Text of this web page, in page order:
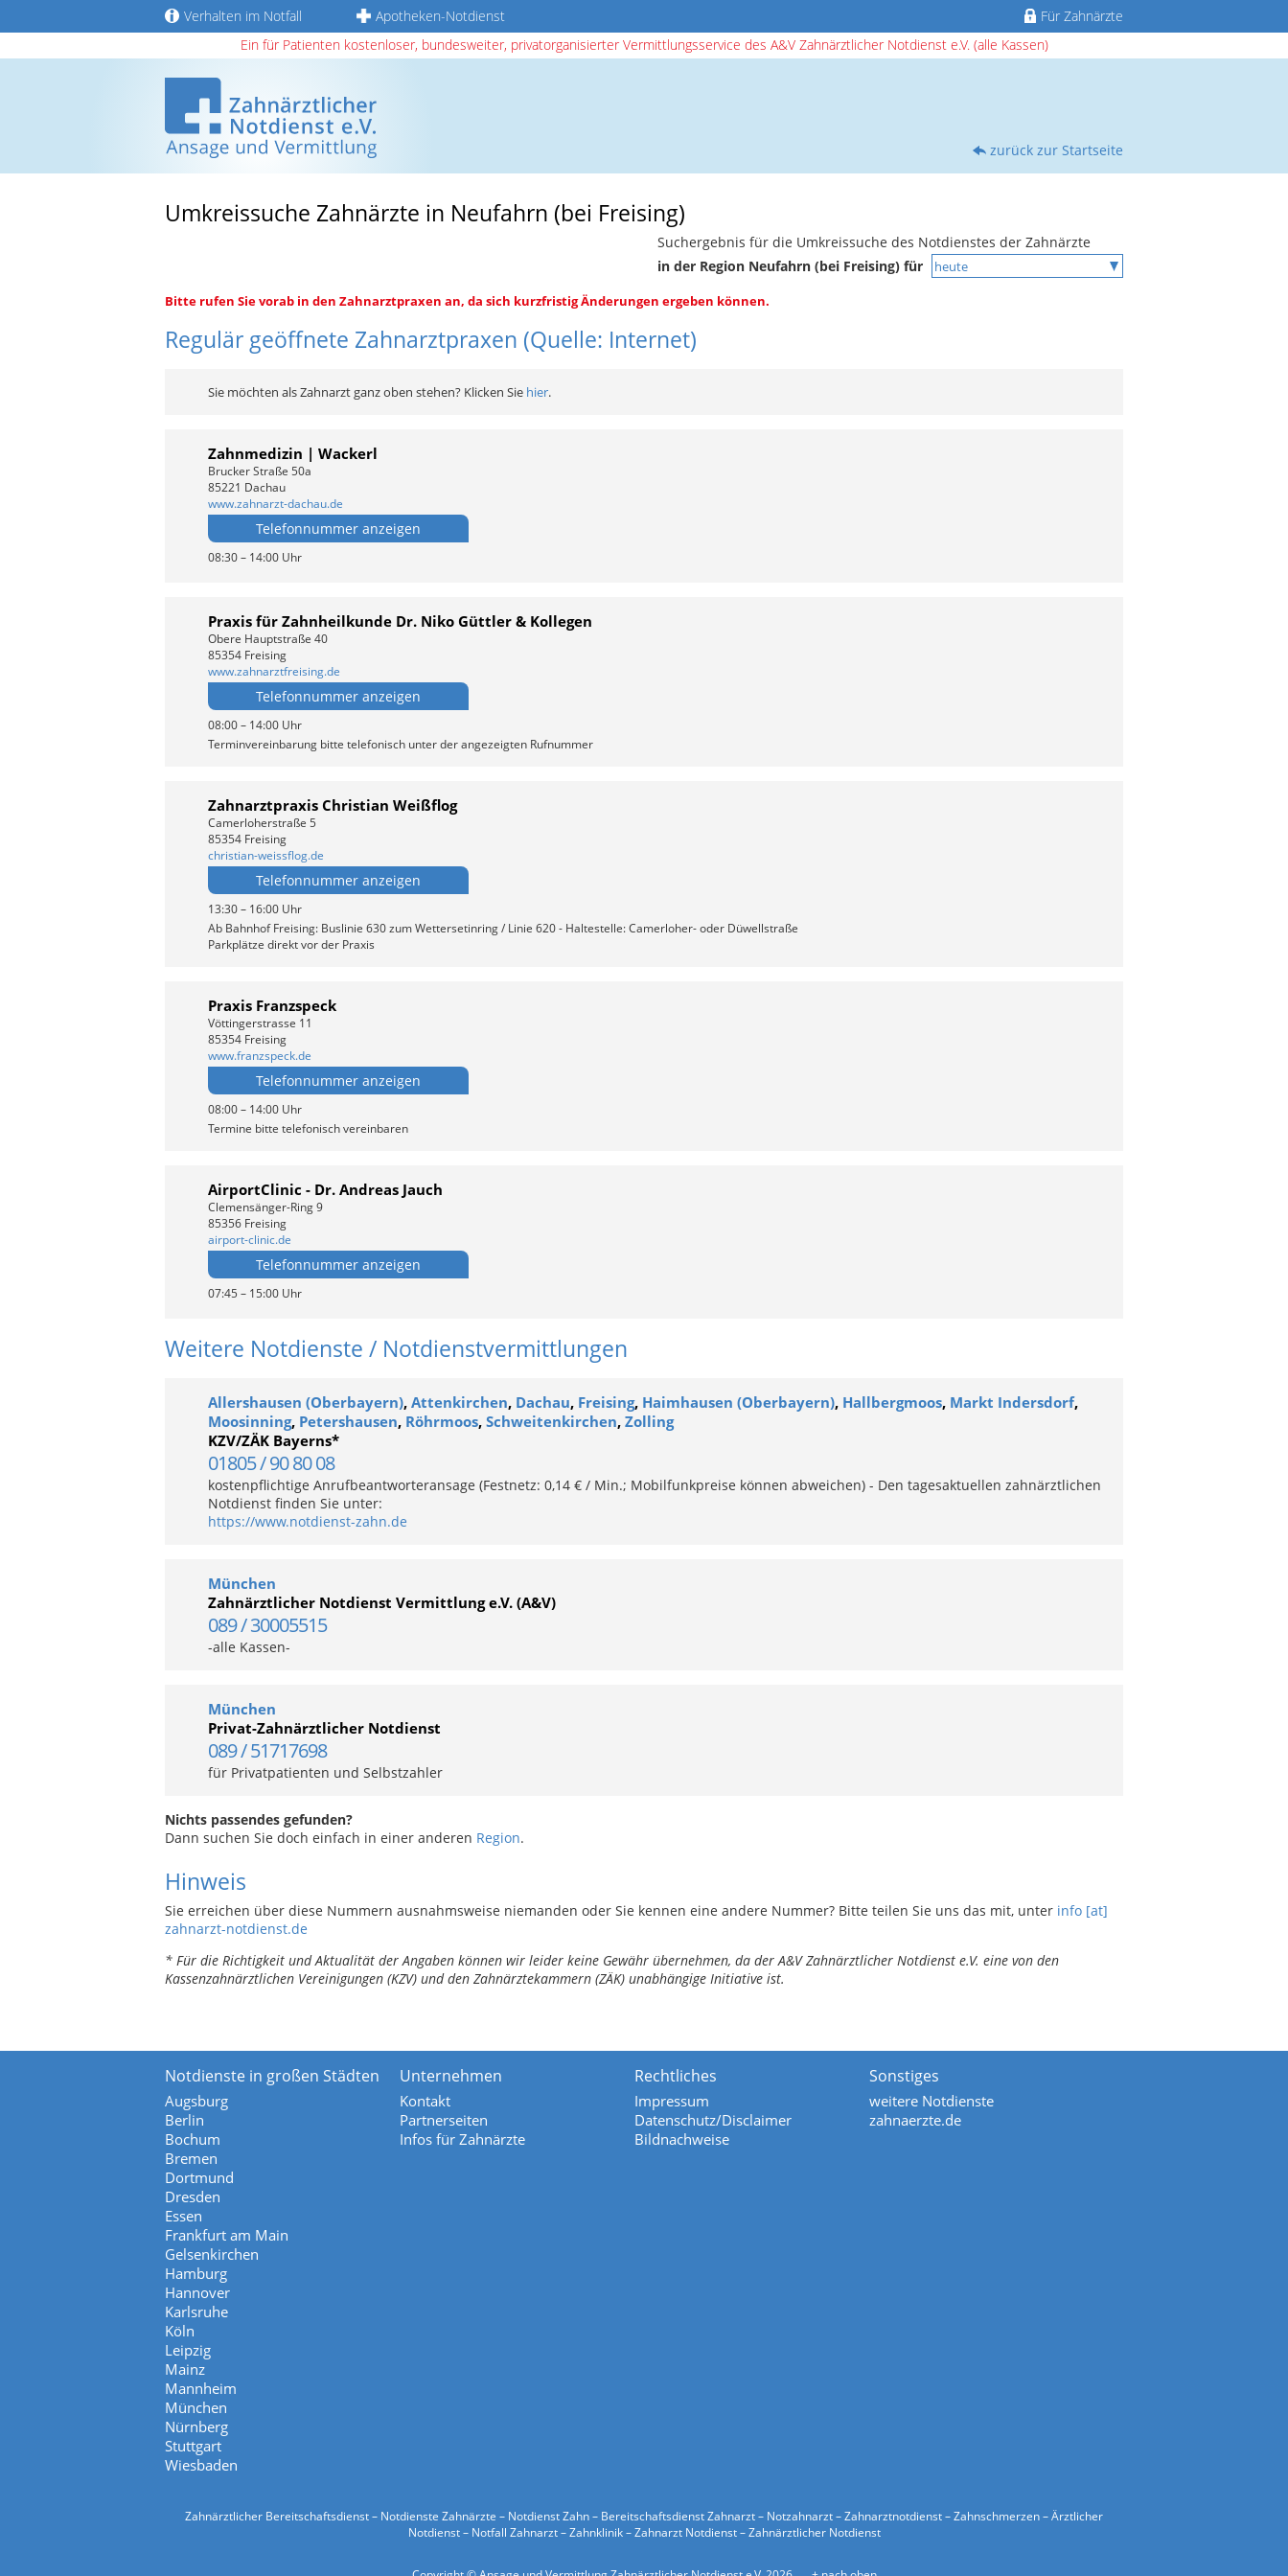
Verhalten im Notfall Apotheken-Notdienst
Für Zahnärzte
Ein für Patienten kostenloser, bundesweiter, privatorganisierter Vermittlungsservice des A&V Zahnärztlicher Notdienst e.V. (alle Kassen)
zurück zur Startseite
Umkreissuche Zahnärzte in Neufahrn (bei Freising)
Suchergebnis für die Umkreissuche des Notdienstes der Zahnärzte
in der Region Neufahrn (bei Freising) für
Bitte rufen Sie vorab in den Zahnarztpraxen an, da sich kurzfristig Änderungen ergeben können.
Regulär geöffnete Zahnarztpraxen (Quelle: Internet)
Sie möchten als Zahnarzt ganz oben stehen? Klicken Sie hier.
Zahnmedizin | Wackerl
Brucker Straße 50a
85221 Dachau
www.zahnarzt-dachau.de
Telefonnummer anzeigen
08:30 – 14:00 Uhr
Praxis für Zahnheilkunde Dr. Niko Güttler & Kollegen
Obere Hauptstraße 40
85354 Freising
www.zahnarztfreising.de
Telefonnummer anzeigen
08:00 – 14:00 Uhr
Terminvereinbarung bitte telefonisch unter der angezeigten Rufnummer
Zahnarztpraxis Christian Weißflog
Camerloherstraße 5
85354 Freising
christian-weissflog.de
Telefonnummer anzeigen
13:30 – 16:00 Uhr
Ab Bahnhof Freising: Buslinie 630 zum Wettersetinring / Linie 620 - Haltestelle: Camerloher- oder Düwellstraße
Parkplätze direkt vor der Praxis
Praxis Franzspeck
Vöttingerstrasse 11
85354 Freising
www.franzspeck.de
Telefonnummer anzeigen
08:00 – 14:00 Uhr
Termine bitte telefonisch vereinbaren
AirportClinic - Dr. Andreas Jauch
Clemensänger-Ring 9
85356 Freising
airport-clinic.de
Telefonnummer anzeigen
07:45 – 15:00 Uhr
Weitere Notdienste / Notdienstvermittlungen
Allershausen (Oberbayern), Attenkirchen, Dachau, Freising, Haimhausen (Oberbayern), Hallbergmoos, Markt Indersdorf,
Moosinning, Petershausen, Röhrmoos, Schweitenkirchen, Zolling
KZV/ZÄK Bayerns*
01805 / 90 80 08
kostenpflichtige Anrufbeantworteransage (Festnetz: 0,14 € / Min.; Mobilfunkpreise können abweichen) - Den tagesaktuellen zahnärztlichen
Notdienst finden Sie unter:
https://www.notdienst-zahn.de
München
Zahnärztlicher Notdienst Vermittlung e.V. (A&V)
089 / 30005515
-alle Kassen-
München
Privat-Zahnärztlicher Notdienst
089 / 51717698
für Privatpatienten und Selbstzahler
Nichts passendes gefunden?
Dann suchen Sie doch einfach in einer anderen Region.
Hinweis
Sie erreichen über diese Nummern ausnahmsweise niemanden oder Sie kennen eine andere Nummer? Bitte teilen Sie uns das mit, unter info [at]
zahnarzt-notdienst.de
* Für die Richtigkeit und Aktualität der Angaben können wir leider keine Gewähr übernehmen, da der A&V Zahnärztlicher Notdienst e.V. eine von den
Kassenzahnärztlichen Vereinigungen (KZV) und den Zahnärztekammern (ZÄK) unabhängige Initiative ist.
Notdienste in großen Städten
Augsburg
Berlin
Bochum
Bremen
Dortmund
Dresden
Essen
Frankfurt am Main
Gelsenkirchen
Hamburg
Hannover
Karlsruhe
Köln
Leipzig
Mainz
Mannheim
München
Nürnberg
Stuttgart
Wiesbaden
Unternehmen
Kontakt
Partnerseiten
Infos für Zahnärzte
Rechtliches
Impressum
Datenschutz/Disclaimer
Bildnachweise
Sonstiges
weitere Notdienste
zahnaerzte.de
Zahnärztlicher Bereitschaftsdienst – Notdienste Zahnärzte – Notdienst Zahn – Bereitschaftsdienst Zahnarzt – Notzahnarzt – Zahnarztnotdienst – Zahnschmerzen – Ärztlicher
Notdienst – Notfall Zahnarzt – Zahnklinik – Zahnarzt Notdienst – Zahnärztlicher Notdienst